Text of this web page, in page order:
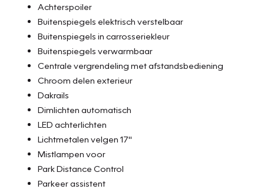
Achterspoiler
Buitenspiegels elektrisch verstelbaar
Buitenspiegels in carrosseriekleur
Buitenspiegels verwarmbaar
Centrale vergrendeling met afstandsbediening
Chroom delen exterieur
Dakrails
Dimlichten automatisch
LED achterlichten
Lichtmetalen velgen 17"
Mistlampen voor
Park Distance Control
Parkeer assistent